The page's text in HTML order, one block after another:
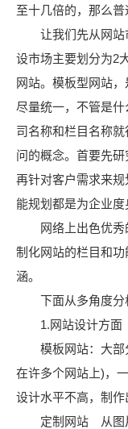
至十几倍的，那么
让我们先从网站
设市场主要划分为2
网站。模板型网站
尽量统一，不管是
司名称和栏目名称
问的概念。首要先研
再针对客户需求来
能规划都是为企业度
网络上出色优秀
制化网站的栏目和
涵。
下面从多角度分析
1.网站设计方面
模板网站：大部
在许多个网站上)，
设计水平不高，制作
定制网站 从图片